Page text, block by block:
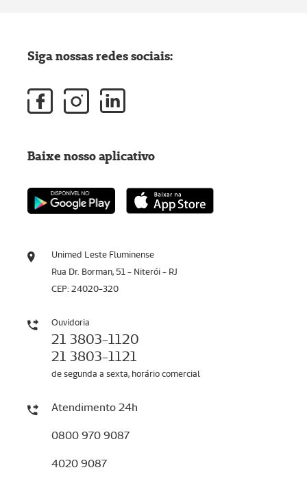
Unimed Leste Fluminense
Rua Dr. Borman, 51 - Niterói - RJ
CEP: 24020-320
Ouvidoria
21 3803-1120
21 3803-1121
de segunda a sexta, horário comercial
Atendimento 24h
0800 970 9087
4020 9087
Siga nossas redes sociais:
Baixe nosso aplicativo